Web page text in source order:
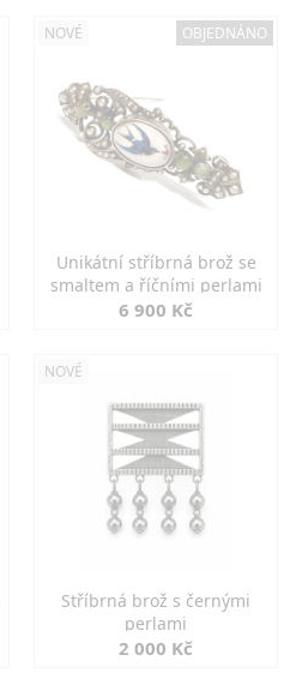
NOVÉ OBJEDNÁNO
Unikátní stříbrná brož se
smaltem a říčními perlami
6 900 Kč
NOVÉ
Stříbrná brož s černými
perlami
2 000 Kč